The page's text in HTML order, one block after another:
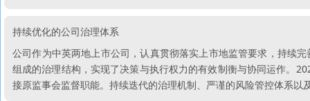
持续优化的公司治理体系
公司作为中英两地上市公司，认真贯彻落实上市地监管要求，持续
组成的治理结构，实现了决策与执行权力的有效制衡与协同运作。
接原监事会监督职能。持续迭代的治理机制、严谨的风险管控体系